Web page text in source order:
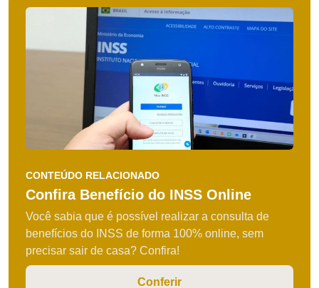
CONTEÚDO RELACIONADO
Confira Benefício do INSS Online
Você sabia que é possível realizar a consulta de
benefícios do INSS de forma 100% online, sem
precisar sair de casa? Confira!
Conferir